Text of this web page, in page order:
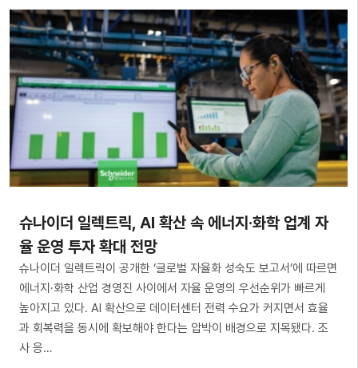
슈나이더 일렉트릭, AI 확산 속 에너지·화학 업계 자
율 운영 투자 확대 전망
슈나이더 일렉트릭이 공개한 ‘글로벌 자율화 성숙도 보고서’에 따르면
에너지·화학 산업 경영진 사이에서 자율 운영의 우선순위가 빠르게
높아지고 있다. AI 확산으로 데이터센터 전력 수요가 커지면서 효율
과 회복력을 동시에 확보해야 한다는 압박이 배경으로 지목됐다. 조
사 응…